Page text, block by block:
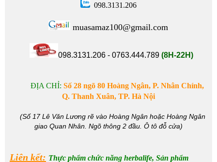
098.3131.206
muasamaz100@gmail.com
098.3131.206 - 0763.444.789 (8H-22H)
ĐỊA CHỈ: Số 28 ngõ 80 Hoàng Ngân, P. Nhân Chính,
Q. Thanh Xuân, TP. Hà Nội
(Số 17 Lê Văn Lương rẽ vào Hoàng Ngân hoặc Hoàng Ngân
giao Quan Nhân. Ngõ thông 2 đầu. Ô tô đỗ cửa)
Liên kết: Thực phẩm chức năng herbalife, Sản phẩm